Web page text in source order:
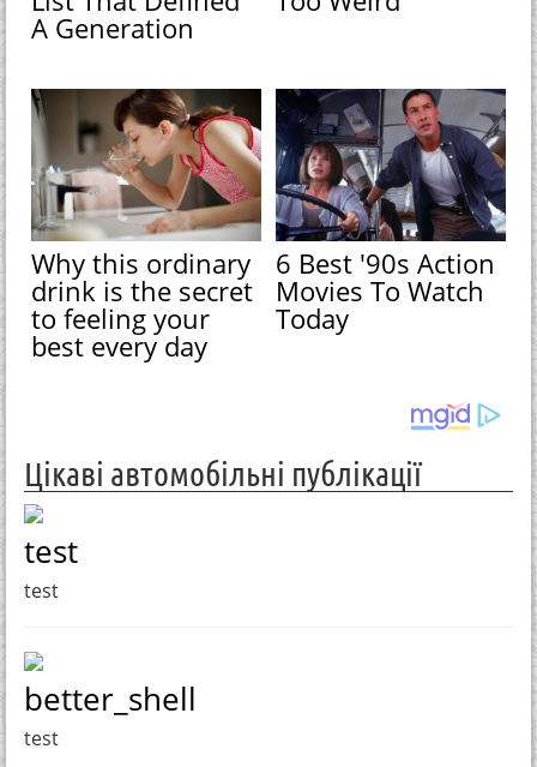
A Generation
Why this ordinary
drink is the secret
to feeling your
best every day
6 Best '90s Action
Movies To Watch
Today
Цікаві автомобільні публікації
test
test
better_shell
test